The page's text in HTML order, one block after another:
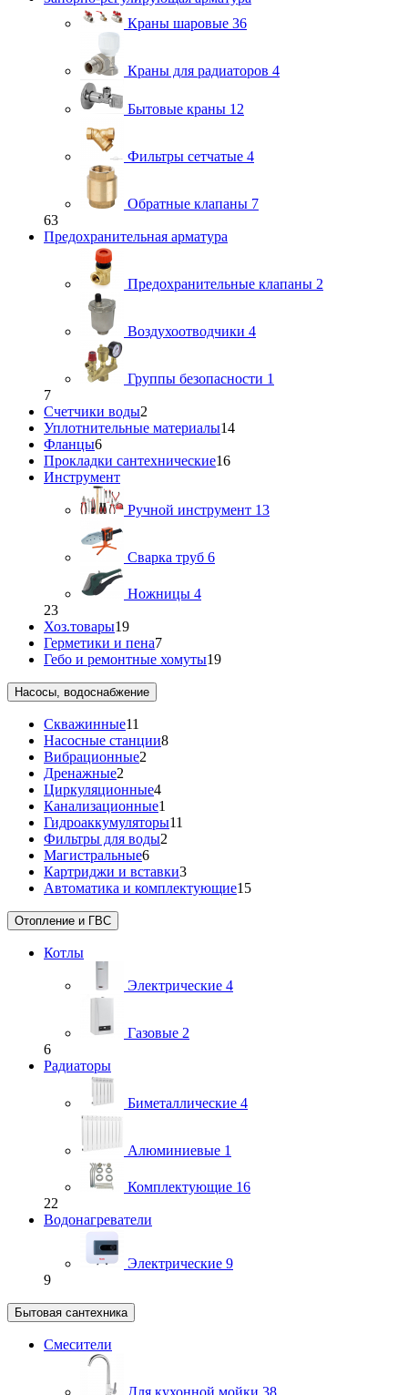
Краны шаровые 36
Краны для радиаторов 4
Бытовые краны 12
Фильтры сетчатые 4
Обратные клапаны 7
63
Предохранительная арматура
Предохранительные клапаны 2
Воздухоотводчики 4
Группы безопасности 1
7
Счетчики воды2
Уплотнительные материалы14
Фланцы6
Прокладки сантехнические16
Инструмент
Ручной инструмент 13
Сварка труб 6
Ножницы 4
23
Хоз.товары19
Герметики и пена7
Гебо и ремонтные хомуты19
Насосы, водоснабжение
Скважинные11
Насосные станции8
Вибрационные2
Дренажные2
Циркуляционные4
Канализационные1
Гидроаккумуляторы11
Фильтры для воды2
Магистральные6
Картриджи и вставки3
Автоматика и комплектующие15
Отопление и ГВС
Котлы
Электрические 4
Газовые 2
6
Радиаторы
Биметаллические 4
Алюминиевые 1
Комплектующие 16
22
Водонагреватели
Электрические 9
9
Бытовая сантехника
Смесители
Для кухонной мойки 38